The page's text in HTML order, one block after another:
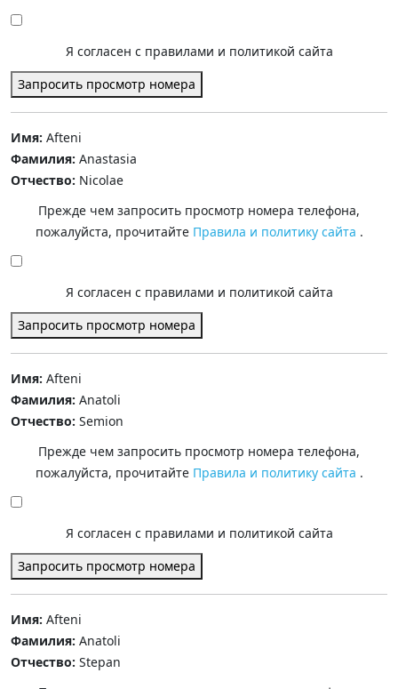
Я согласен с правилами и политикой сайта
Запросить просмотр номера
Имя: Afteni
Фамилия: Anastasia
Отчество: Nicolae
Прежде чем запросить просмотр номера телефона,
пожалуйста, прочитайте Правила и политику сайта .
Я согласен с правилами и политикой сайта
Запросить просмотр номера
Имя: Afteni
Фамилия: Anatoli
Отчество: Semion
Прежде чем запросить просмотр номера телефона,
пожалуйста, прочитайте Правила и политику сайта .
Я согласен с правилами и политикой сайта
Запросить просмотр номера
Имя: Afteni
Фамилия: Anatoli
Отчество: Stepan